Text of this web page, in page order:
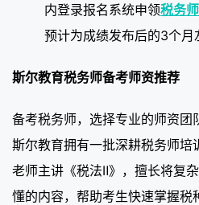
内登录报名系统申领税务
预计为成绩发布后的3个月
斯尔教育税务师备考师资推荐
备考税务师，选择专业的师资团
斯尔教育拥有一批深耕税务师培
老师主讲《税法Ⅱ》，擅长将复
懂的内容，帮助考生快速掌握税